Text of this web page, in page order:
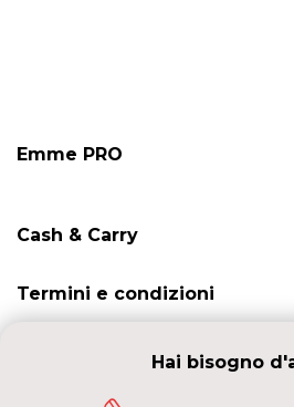
Emme PRO
Cash & Carry
Termini e condizioni
Hai bisogno